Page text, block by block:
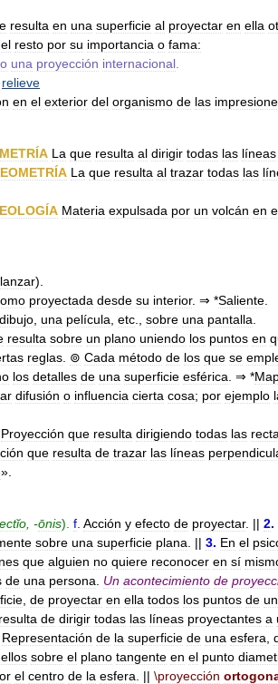
resulta en una superficie al proyectar en ella
resto por su importancia o fama:
una proyección internacional
relieve
en el exterior del organismo de las
La que resulta al dirigir todas las líneas
La que resulta al trazar todas las
Materia expulsada por un volcán en
lanzar).
proyectada desde su interior. ⇒ *Saliente
dibujo una película etc sobre una pantalla
resulta sobre un plano uniendo los puntos en
reglas ⊚ Cada método de los que se
los detalles de una superficie esférica . ⇒ *
difusión o influencia cierta cosa; por ejemplo
Proyección que resulta dirigiendo todas las
que resulta de trazar las líneas
».
, -ōnis). f Acción y efecto de proyectar. || 2.
sobre una superficie plana . || 3. En el
que alguien no quiere reconocer en sí
de una persona Un acontecimiento de
de proyectar en ella todos los puntos de un
resulta de dirigir todas las líneas proyectantes a
Representación de la superficie de una esfera
ellos sobre el plano tangente en el punto
el centro de la esfera . || \proyección